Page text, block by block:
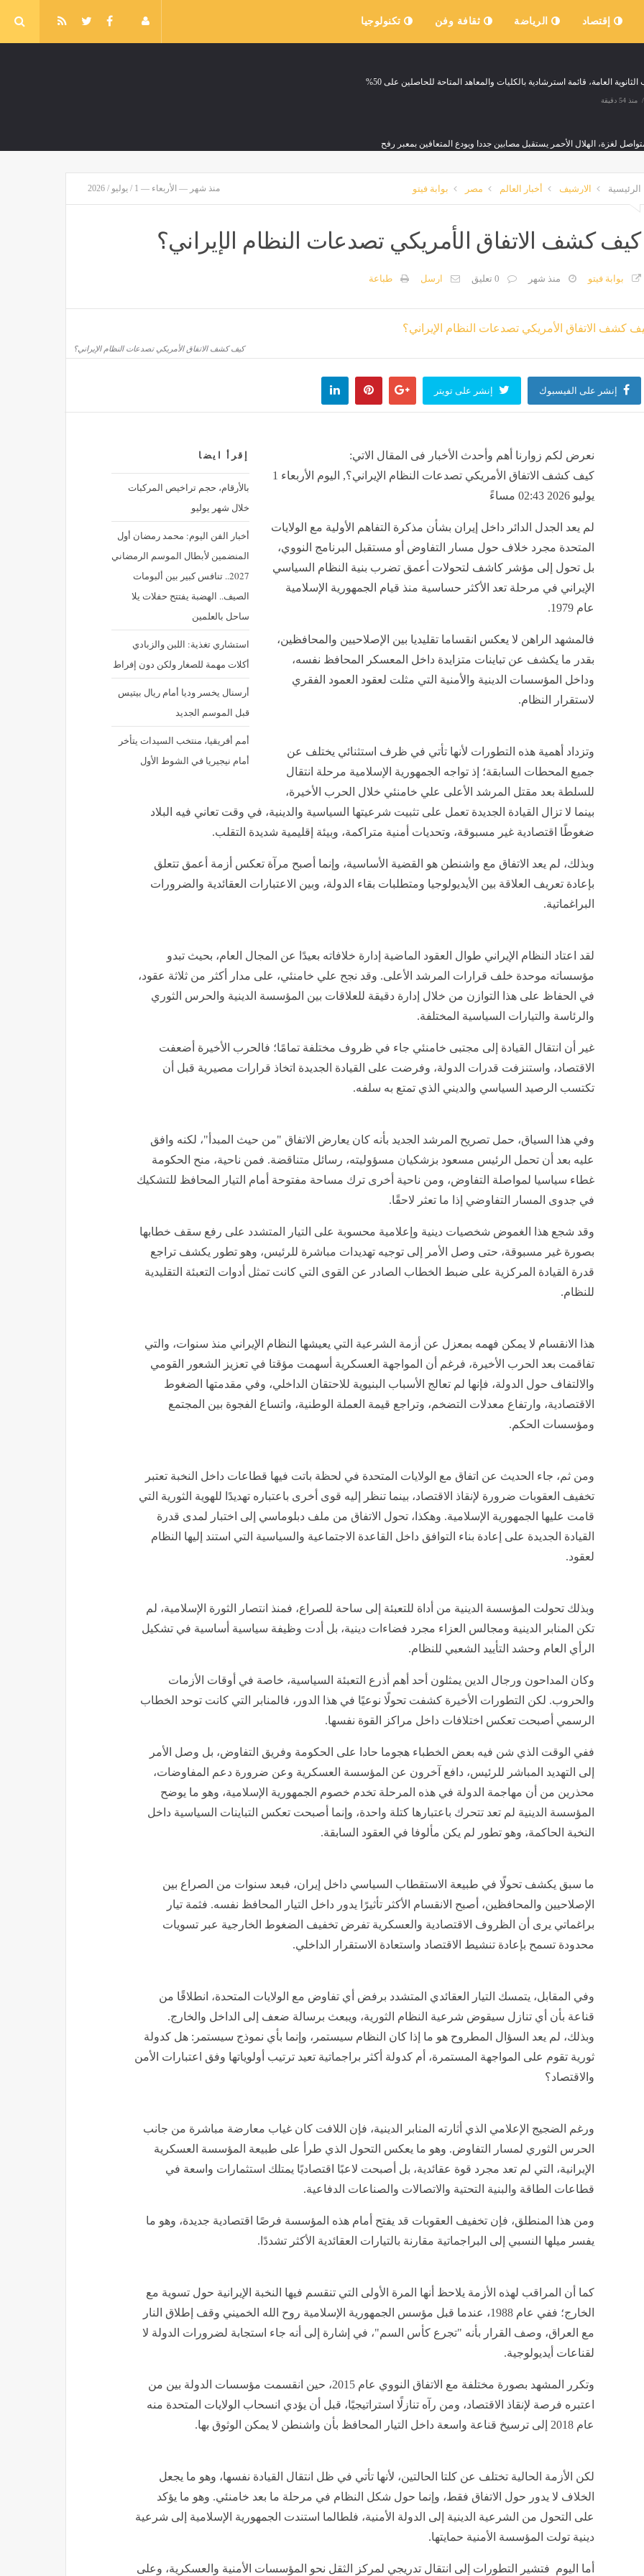
إقتصاد الرياضة ثقافة وفن تكنولوجيا
العامة، قائمة استرشادية بالكليات والمعاهد المتاحة للحاصلين على 50%
منذ 54 دقيقة
لغزة، الهلال الأحمر يستقبل مصابين جددا ويودع المتعافين بمعبر رفح
عسكري: الانتهاكات الإسرائيلية في فلسطين تعمق الأزمة الإنسانية وتهدد استقرار المنطقة
منذ 54 دقيقة
مصر منذ 54 دقيقة
إسبانيا: ما بين 3 و5 آلاف مهاجر ما زالوا في سبتة
ارتفاع إنتاجية العمل في أمريكا مع خفض التكاليف
إقتصاد منذ ساعة واحدة
الرئيسية الارشيف أخبار العالم مصر بوابة فيتو منذ شهر — الأربعاء — 1 / يوليو / 2026
كيف كشف الاتفاق الأمريكي تصدعات النظام الإيراني؟
بوابة فيتو منذ شهر 0 تعليق ارسل طباعة
كيف كشف الاتفاق الأمريكي تصدعات النظام الإيراني؟
إنشر على الفيسبوك إنشر على تويتر
إقرأ ايضا
بالأرقام، حجم تراخيص المركبات
خلال شهر يوليو
أخبار الفن اليوم: محمد رمضان أول
المنضمين لأبطال الموسم الرمضاني
2027.. تنافس كبير بين ألبومات
الصيف.. الهضبة يفتتح حفلات يلا
ساحل بالعلمين
استشاري تغذية: اللبن والزبادي
أكلات مهمة للصغار ولكن دون إفراط
أرسنال يخسر وديا أمام ريال بيتيس
قبل الموسم الجديد
أمم أفريقيا، منتخب السيدات يتأخر
أمام نيجيريا في الشوط الأول
نعرض لكم زوارنا أهم وأحدث الأخبار فى المقال الاتي:
كيف كشف الاتفاق الأمريكي تصدعات النظام الإيراني؟, اليوم الأربعاء 1
يوليو 2026 02:43 مساءً
لم يعد الجدل الدائر داخل إيران بشأن مذكرة التفاهم الأولية مع الولايات
المتحدة مجرد خلاف حول مسار التفاوض أو مستقبل البرنامج النووي،
بل تحول إلى مؤشر كاشف لتحولات أعمق تضرب بنية النظام السياسي
الإيراني في مرحلة تعد الأكثر حساسية منذ قيام الجمهورية الإسلامية
عام 1979.
فالمشهد الراهن لا يعكس انقساما تقليديا بين الإصلاحيين والمحافظين،
بقدر ما يكشف عن تباينات متزايدة داخل المعسكر المحافظ نفسه،
وداخل المؤسسات الدينية والأمنية التي مثلت لعقود العمود الفقري
لاستقرار النظام.
وتزداد أهمية هذه التطورات لأنها تأتي في ظرف استثنائي يختلف عن
جميع المحطات السابقة؛ إذ تواجه الجمهورية الإسلامية مرحلة انتقال
للسلطة بعد مقتل المرشد الأعلى علي خامنئي خلال الحرب الأخيرة،
بينما لا تزال القيادة الجديدة تعمل على تثبيت شرعيتها السياسية والدينية، في وقت تعاني فيه البلاد
ضغوطًا اقتصادية غير مسبوقة، وتحديات أمنية متراكمة، وبيئة إقليمية شديدة التقلب.
وبذلك، لم يعد الاتفاق مع واشنطن هو القضية الأساسية، وإنما أصبح مرآة تعكس أزمة أعمق تتعلق
بإعادة تعريف العلاقة بين الأيديولوجيا ومتطلبات بقاء الدولة، وبين الاعتبارات العقائدية والضرورات
البراغماتية.
لقد اعتاد النظام الإيراني طوال العقود الماضية إدارة خلافاته بعيدًا عن المجال العام، بحيث تبدو
مؤسساته موحدة خلف قرارات المرشد الأعلى. وقد نجح علي خامنئي، على مدار أكثر من ثلاثة عقود،
في الحفاظ على هذا التوازن من خلال إدارة دقيقة للعلاقات بين المؤسسة الدينية والحرس الثوري
والرئاسة والتيارات السياسية المختلفة.
غير أن انتقال القيادة إلى مجتبى خامنئي جاء في ظروف مختلفة تمامًا؛ فالحرب الأخيرة أضعفت
الاقتصاد، واستنزفت قدرات الدولة، وفرضت على القيادة الجديدة اتخاذ قرارات مصيرية قبل أن
تكتسب الرصيد السياسي والديني الذي تمتع به سلفه.
وفي هذا السياق، حمل تصريح المرشد الجديد بأنه كان يعارض الاتفاق "من حيث المبدأ"، لكنه وافق
عليه بعد أن تحمل الرئيس مسعود بزشكيان مسؤوليته، رسائل متناقضة. فمن ناحية، منح الحكومة
غطاء سياسيا لمواصلة التفاوض، ومن ناحية أخرى ترك مساحة مفتوحة أمام التيار المحافظ للتشكيك
في جدوى المسار التفاوضي إذا ما تعثر لاحقًا.
وقد شجع هذا الغموض شخصيات دينية وإعلامية محسوبة على التيار المتشدد على رفع سقف خطابها
بصورة غير مسبوقة، حتى وصل الأمر إلى توجيه تهديدات مباشرة للرئيس، وهو تطور يكشف تراجع
قدرة القيادة المركزية على ضبط الخطاب الصادر عن القوى التي كانت تمثل أدوات التعبئة التقليدية
للنظام.
هذا الانقسام لا يمكن فهمه بمعزل عن أزمة الشرعية التي يعيشها النظام الإيراني منذ سنوات، والتي
تفاقمت بعد الحرب الأخيرة، فرغم أن المواجهة العسكرية أسهمت مؤقتا في تعزيز الشعور القومي
والالتفاف حول الدولة، فإنها لم تعالج الأسباب البنيوية للاحتقان الداخلي، وفي مقدمتها الضغوط
الاقتصادية، وارتفاع معدلات التضخم، وتراجع قيمة العملة الوطنية، واتساع الفجوة بين المجتمع
ومؤسسات الحكم.
ومن ثم، جاء الحديث عن اتفاق مع الولايات المتحدة في لحظة باتت فيها قطاعات داخل النخبة تعتبر
تخفيف العقوبات ضرورة لإنقاذ الاقتصاد، بينما تنظر إليه قوى أخرى باعتباره تهديدًا للهوية الثورية التي
قامت عليها الجمهورية الإسلامية. وهكذا، تحول الاتفاق من ملف دبلوماسي إلى اختبار لمدى قدرة
القيادة الجديدة على إعادة بناء التوافق داخل القاعدة الاجتماعية والسياسية التي استند إليها النظام
لعقود.
وبذلك تحولت المؤسسة الدينية من أداة للتعبئة إلى ساحة للصراع، فمنذ انتصار الثورة الإسلامية، لم
تكن المنابر الدينية ومجالس العزاء مجرد فضاءات دينية، بل أدت وظيفة سياسية أساسية في تشكيل
الرأي العام وحشد التأييد الشعبي للنظام.
وكان المداحون ورجال الدين يمثلون أحد أهم أذرع التعبئة السياسية، خاصة في أوقات الأزمات
والحروب. لكن التطورات الأخيرة كشفت تحولًا نوعيًا في هذا الدور، فالمنابر التي كانت توحد الخطاب
الرسمي أصبحت تعكس اختلافات داخل مراكز القوة نفسها.
ففي الوقت الذي شن فيه بعض الخطباء هجوما حادا على الحكومة وفريق التفاوض، بل وصل الأمر
إلى التهديد المباشر للرئيس، دافع آخرون عن المؤسسة العسكرية وعن ضرورة دعم المفاوضات،
محذرين من أن مهاجمة الدولة في هذه المرحلة تخدم خصوم الجمهورية الإسلامية، وهو ما يوضح
المؤسسة الدينية لم تعد تتحرك باعتبارها كتلة واحدة، وإنما أصبحت تعكس التباينات السياسية داخل
النخبة الحاكمة، وهو تطور لم يكن مألوفا في العقود السابقة.
ما سبق يكشف تحولًا في طبيعة الاستقطاب السياسي داخل إيران، فبعد سنوات من الصراع بين
الإصلاحيين والمحافظين، أصبح الانقسام الأكثر تأثيرًا يدور داخل التيار المحافظ نفسه. فثمة تيار
براغماتي يرى أن الظروف الاقتصادية والعسكرية تفرض تخفيف الضغوط الخارجية عبر تسويات
محدودة تسمح بإعادة تنشيط الاقتصاد واستعادة الاستقرار الداخلي.
وفي المقابل، يتمسك التيار العقائدي المتشدد برفض أي تفاوض مع الولايات المتحدة، انطلاقًا من
قناعة بأن أي تنازل سيقوض شرعية النظام الثورية، ويبعث برسالة ضعف إلى الداخل والخارج.
وبذلك، لم يعد السؤال المطروح هو ما إذا كان النظام سيستمر، وإنما بأي نموذج سيستمر: هل كدولة
ثورية تقوم على المواجهة المستمرة، أم كدولة أكثر براجماتية تعيد ترتيب أولوياتها وفق اعتبارات الأمن
والاقتصاد؟
ورغم الضجيج الإعلامي الذي أثارته المنابر الدينية، فإن اللافت كان غياب معارضة مباشرة من جانب
الحرس الثوري لمسار التفاوض. وهو ما يعكس التحول الذي طرأ على طبيعة المؤسسة العسكرية
الإيرانية، التي لم تعد مجرد قوة عقائدية، بل أصبحت لاعبًا اقتصاديًا يمتلك استثمارات واسعة في
قطاعات الطاقة والبنية التحتية والاتصالات والصناعات الدفاعية.
ومن هذا المنطلق، فإن تخفيف العقوبات قد يفتح أمام هذه المؤسسة فرصًا اقتصادية جديدة، وهو ما
يفسر ميلها النسبي إلى البراجماتية مقارنة بالتيارات العقائدية الأكثر تشددًا.
كما أن المراقب لهذه الأزمة يلاحظ أنها المرة الأولى التي تنقسم فيها النخبة الإيرانية حول تسوية مع
الخارج؛ ففي عام 1988، عندما قبل مؤسس الجمهورية الإسلامية روح الله الخميني وقف إطلاق النار
مع العراق، وصف القرار بأنه "تجرع كأس السم"، في إشارة إلى أنه جاء استجابة لضرورات الدولة لا
لقناعات أيديولوجية.
وتكرر المشهد بصورة مختلفة مع الاتفاق النووي عام 2015، حين انقسمت مؤسسات الدولة بين من
اعتبره فرصة لإنقاذ الاقتصاد، ومن رآه تنازلًا استراتيجيًا، قبل أن يؤدي انسحاب الولايات المتحدة منه
عام 2018 إلى ترسيخ قناعة واسعة داخل التيار المحافظ بأن واشنطن لا يمكن الوثوق بها.
لكن الأزمة الحالية تختلف عن كلتا الحالتين، لأنها تأتي في ظل انتقال القيادة نفسها، وهو ما يجعل
الخلاف لا يدور حول الاتفاق فقط، وإنما حول شكل النظام في مرحلة ما بعد خامنئي. وهو ما يؤكد
على التحول من الشرعية الدينية إلى الدولة الأمنية، فلطالما استندت الجمهورية الإسلامية إلى شرعية
دينية تولت المؤسسة الأمنية حمايتها.
أما اليوم فتشير التطورات إلى انتقال تدريجي لمركز الثقل نحو المؤسسات الأمنية والعسكرية، وعلى